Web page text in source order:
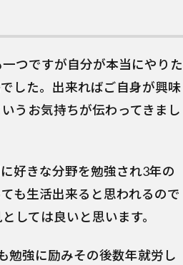
つですが自分が本当にやりた
した。出来ればご自身が興味
うお気持ちが伝わってきまし
好きな分野を勉強され3年の
も生活出来ると思われるので
しては良いと思います。
勉強に励みその後数年就労し